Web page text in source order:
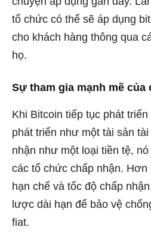
tổ chức có thể sẽ áp dụng
cho khách hàng thông qua
họ.
Sự tham gia mạnh mẽ
Khi Bitcoin tiếp tục phát
phát triển như một tài sản
nhận như một loại tiền tệ,
các tổ chức chấp nhận.
hạn chế và tốc độ chấp
lược dài hạn để bảo vệ
fiat.